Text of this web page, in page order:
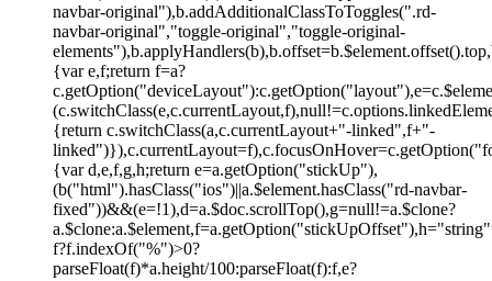
navbar-original"),b.addAdditionalClassToToggles(".rd-
navbar-original","toggle-original","toggle-original-
{var e,f;return f=a?
{return c.switchClass(a,c.currentLayout+"-linked",f+"-
{var d,e,f,g,h;return e=a.getOption("stickUp"),
(b("html").hasClass("ios")||a.$element.hasClass("rd-navbar-
fixed"))&&(e=!1),d=a.$doc.scrollTop(),g=null!=a.$clone?
f?f.indexOf("%")>0?
parseFloat(f)*a.height/100:parseFloat(f):f,e?